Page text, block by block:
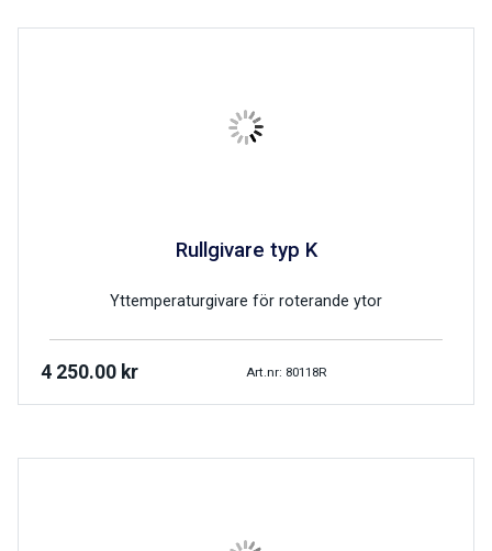
Rullgivare typ K
Yttemperaturgivare för roterande ytor
4 250.00 kr Art.nr: 80118R